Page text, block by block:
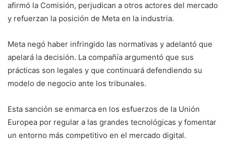
afirmó la Comisión, perjudican a otros actores del mercado
y refuerzan la posición de Meta en la industria.
Meta negó haber infringido las normativas y adelantó que
apelará la decisión. La compañía argumentó que sus
prácticas son legales y que continuará defendiendo su
modelo de negocio ante los tribunales.
Esta sanción se enmarca en los esfuerzos de la Unión
Europea por regular a las grandes tecnológicas y fomentar
un entorno más competitivo en el mercado digital.